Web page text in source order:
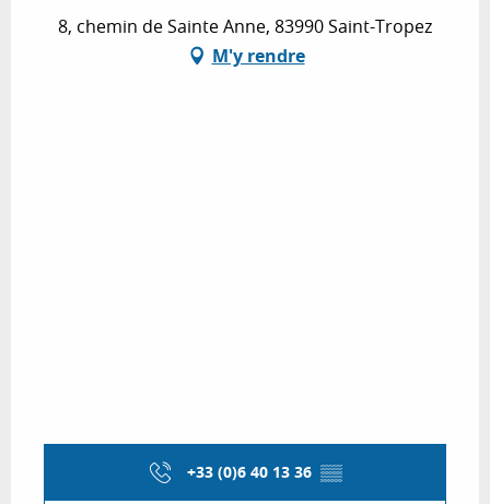
8, chemin de Sainte Anne, 83990 Saint-Tropez
M'y rendre
+33 (0)6 40 13 36 ▒▒